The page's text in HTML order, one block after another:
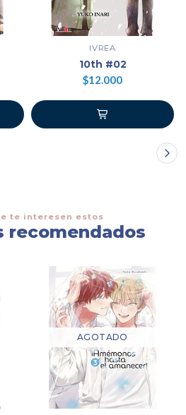
IVREA
10th #02
$12.000
te interesen estos
recomendados
AGOTADO